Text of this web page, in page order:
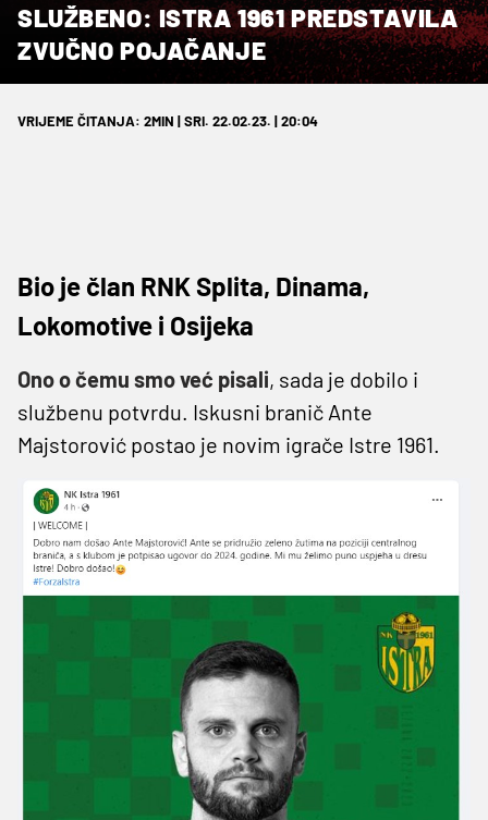
SLUŽBENO: ISTRA 1961 PREDSTAVILA
ZVUČNO POJAČANJE
VRIJEME ČITANJA: 2MIN | SRI. 22.02.23. | 20:04
Bio je član RNK Splita, Dinama,
Lokomotive i Osijeka
Ono o čemu smo već pisali, sada je dobilo i
službenu potvrdu. Iskusni branič Ante
Majstorović postao je novim igrače Istre 1961.